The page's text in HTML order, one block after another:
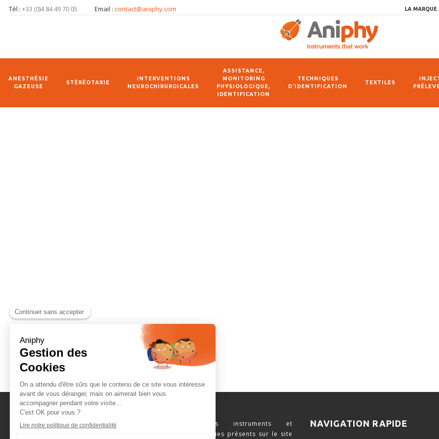
Tél : +33 (0)4 84 49 70 05 Email : contact@aniphy.com LA MARQUE
ANESTHÉSIE
GAZEUSE
STÉRÉOTAXIE
INTERVENTIONS
NEUROCHIRURGICALES
ASSISTANCE,
MONITORING
PHYSIOLOGIQUE,
IDENTIFICATION
TECHNIQUES
D’IDENTIFICATION
TEXTILES
Naviguez parmi les instruments et
consommables scientifiques présents sur le site
NAVIGATION RAPIDE